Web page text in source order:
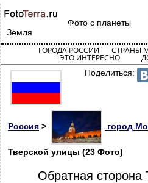
Фото с планеты
Земля
ГОРОДА РОССИИ СТРАНЫ
ЭТО ИНТЕРЕСНО
Поделиться:
Россия > город
Тверской улицы (23 Фото)
Обратная сторона